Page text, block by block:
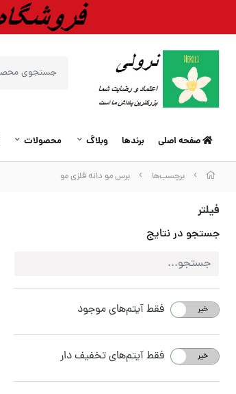
صفحه اصلی برندها وبلاگ محصولات
برچسب‌ها برس مو دانه فلزی مو
فیلتر
جستجو در نتایج
بله خیر فقط آیتم‌های موجود
بله خیر فقط آیتم‌های تخفیف دار